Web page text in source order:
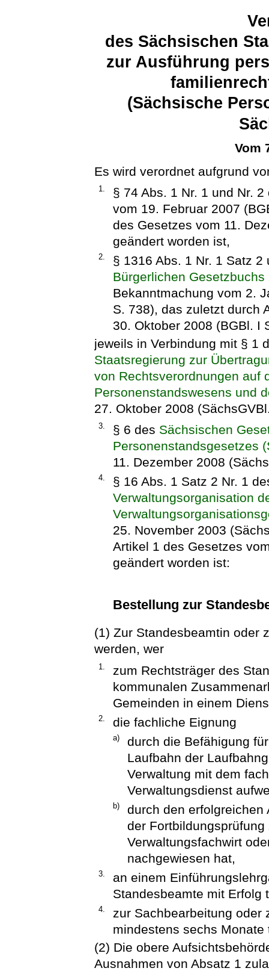
des Sächsischen
zur Ausführung
(Sächsische
Vom
Es wird verordnet aufgrund
1.
§ 74 Abs. 1 Nr. 1 und Nr.
vom 19. Februar 2007
des Gesetzes vom 11.
geändert worden ist,
2.
§ 1316 Abs. 1 Nr. 1 Satz
Bürgerlichen Gesetzbuchs
Bekanntmachung vom 2.
S. 738), das zuletzt durch
30. Oktober 2008 (BGBl. I
jeweils in Verbindung mit § 1
Staatsregierung zur
von Rechtsverordnungen auf
Personenstandswesens und
27. Oktober 2008
3. § 6 des Sächsischen
Personenstandsgesetzes
11. Dezember 2008
4.
§ 16 Abs. 1 Satz 2 Nr. 1
Verwaltungsorganisation
25. November 2003
Artikel 1 des Gesetzes
geändert worden ist:
Bestellung zur
(1) Zur Standesbeamtin oder
werden, wer
1.
zum Rechtsträger des
kommunalen
Gemeinden in einem
2. die fachliche Eignung
a)
durch die Befähigung
Laufbahn der
Verwaltung mit dem
Verwaltungsdienst
b)
durch den erfolgreichen
der
Verwaltungsfachwirt
nachgewiesen hat,
3.
an einem
Standesbeamte mit Erfolg
4.
zur Sachbearbeitung oder
mindestens sechs Monate
(2) Die obere
Ausnahmen von Absatz 1